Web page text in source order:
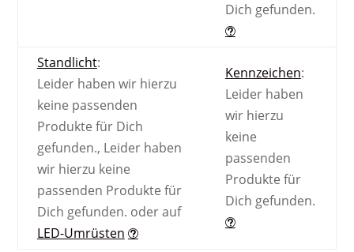
Dich gefunden.
Standlicht:
Leider haben wir hierzu
keine passenden
Produkte für Dich
gefunden., Leider haben
wir hierzu keine
passenden Produkte für
Dich gefunden. oder auf
LED-Umrüsten
Kennzeichen:
Leider haben
wir hierzu
keine
passenden
Produkte für
Dich gefunden.